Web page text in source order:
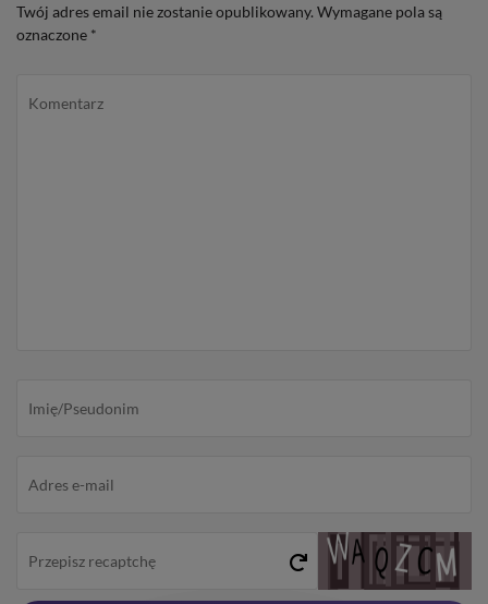
Twój adres email nie zostanie opublikowany. Wymagane pola są
oznaczone *